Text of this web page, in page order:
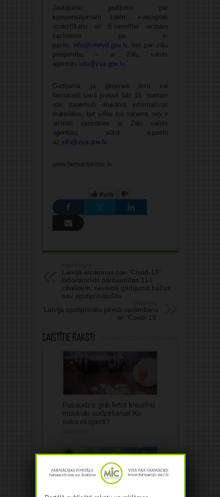
Jautājumu gadījuma par
kompensējamām zālēm, e-receptes
izrakstīšanu un E-veselību aicinām
sazināties pa e-
pastu: info@vmnvd.gov.lv, bet par zāļu
pieejamību – ar Zāļu valsts
aģentūru info@zva.gov.lv.
Gadījumā, ja ģimenes ārsti vai
farmaceiti savā praksē līdz 16. martam
nav saņēmuši drukātus informatīvos
materiālus, bet vēlas tos saņemt, viņi ir
aicināti sazināties ar Zāļu valsts
aģentūru, sūtot e-pastu
uz info@zva.gov.lv.
www.farmacija-mic.lv
Patīk
Latvijā aizdomas par “Covid-19”
laboratoriski pārbaudītas 114
cilvēkiem; nevienā gadījumā bažas
nav apstiprinājušās
Latvijā apstiprināta pirmā saslimšana
ar “Covid-19”
Saistītie raksti
Pusaudzis grib lietot kreatīnu
muskuļu audzēšanai! Ko
saka eksperti?